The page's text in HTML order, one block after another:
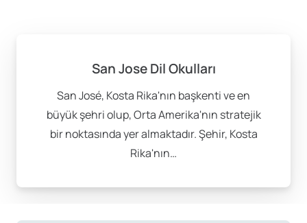
San Jose Dil Okulları
San José, Kosta Rika'nın başkenti ve en
büyük şehri olup, Orta Amerika'nın stratejik
bir noktasında yer almaktadır. Şehir, Kosta
Rika'nın…